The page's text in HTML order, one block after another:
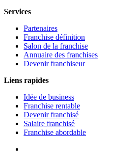
Services
Partenaires
Franchise définition
Salon de la franchise
Annuaire des franchises
Devenir franchiseur
Liens rapides
Idée de business
Franchise rentable
Devenir franchisé
Salaire franchisé
Franchise abordable